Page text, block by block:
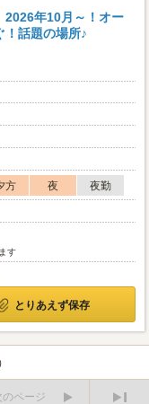
2026年10月～！オー
話題の場所♪
方 夜
夜勤
す
とりあえず保存
のページ